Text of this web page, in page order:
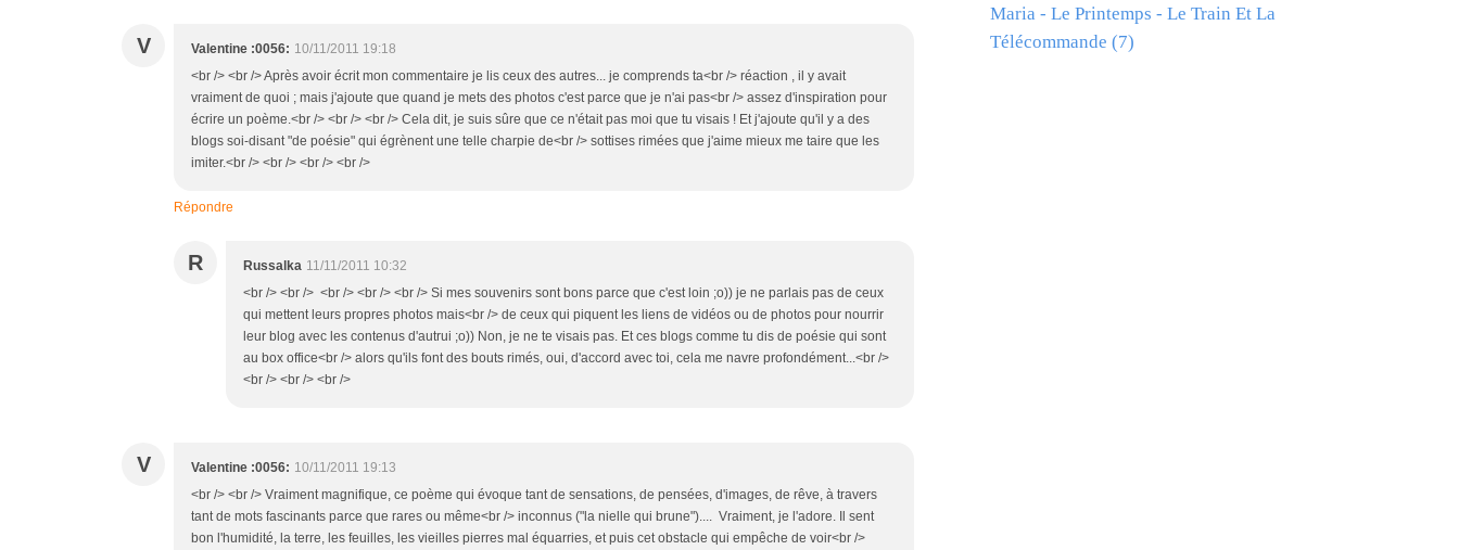
V Valentine :0056: 10/11/2011 19:18
<br /> <br /> Après avoir écrit mon commentaire je lis ceux des autres... je comprends ta<br /> réaction , il y avait
vraiment de quoi ; mais j'ajoute que quand je mets des photos c'est parce que je n'ai pas<br /> assez d'inspiration pour
écrire un poème.<br /> <br /> <br /> Cela dit, je suis sûre que ce n'était pas moi que tu visais ! Et j'ajoute qu'il y a des
blogs soi-disant "de poésie" qui égrènent une telle charpie de<br /> sottises rimées que j'aime mieux me taire que les
imiter.<br /> <br /> <br /> <br />
Répondre
R Russalka 11/11/2011 10:32
<br /> <br /> <br /> <br /> <br /> Si mes souvenirs sont bons parce que c'est loin ;o)) je ne parlais pas de ceux
qui mettent leurs propres photos mais<br /> de ceux qui piquent les liens de vidéos ou de photos pour nourrir
leur blog avec les contenus d'autrui ;o)) Non, je ne te visais pas. Et ces blogs comme tu dis de poésie qui sont
au box office<br /> alors qu'ils font des bouts rimés, oui, d'accord avec toi, cela me navre profondément...<br />
<br /> <br /> <br />
V Valentine :0056: 10/11/2011 19:13
<br /> <br /> Vraiment magnifique, ce poème qui évoque tant de sensations, de pensées, d'images, de rêve, à travers
tant de mots fascinants parce que rares ou même<br /> inconnus ("la nielle qui brune").... Vraiment, je l'adore. Il sent
bon l'humidité, la terre, les feuilles, les vieilles pierres mal équarries, et puis cet obstacle qui empêche de voir<br />
Maria - Le Printemps - Le Train Et La
Télécommande (7)